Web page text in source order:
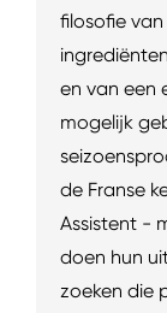
filosofie
en van een
mogelijk
de Franse
Assistent -
doen hun
zoeken die